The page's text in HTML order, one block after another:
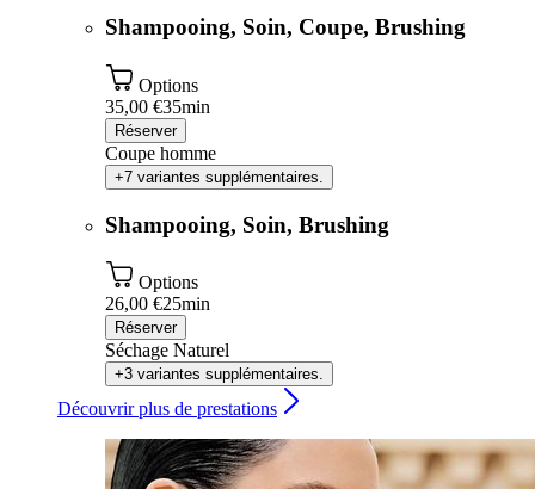
Shampooing, Soin, Coupe, Brushing
Options
35,00 €35min
Réserver
Coupe homme
+7 variantes supplémentaires.
Shampooing, Soin, Brushing
Options
26,00 €25min
Réserver
Séchage Naturel
+3 variantes supplémentaires.
Découvrir plus de prestations